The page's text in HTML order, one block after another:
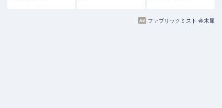
ファブリックミスト 金木犀